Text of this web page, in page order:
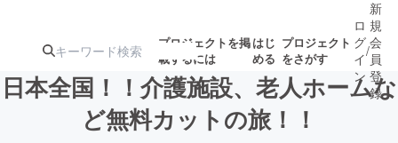
プロジェクトを掲
載するには
はじ
める
プロジェクト
をさがす
ロ
グ
イ
ン
/
新
規
会
員
登
録
日本全国！！介護施設、老人ホームな
ど無料カットの旅！！